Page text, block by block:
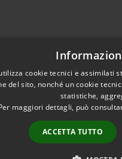
cookie tecnici e assimilati
del sito, nonché un cookie
statistiche,
maggiori dettagli, può
ACCETTA TUTTO